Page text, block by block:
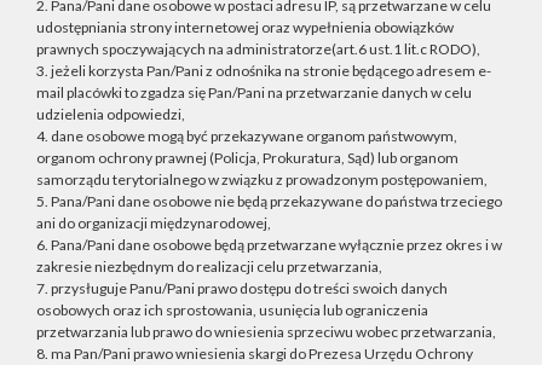
2. Pana/Pani dane osobowe w postaci adresu IP, są przetwarzane w celu
udostępniania strony internetowej oraz wypełnienia obowiązków
prawnych spoczywających na administratorze(art.6 ust.1 lit.c RODO),
3. jeżeli korzysta Pan/Pani z odnośnika na stronie będącego adresem e-
mail placówki to zgadza się Pan/Pani na przetwarzanie danych w celu
udzielenia odpowiedzi,
4. dane osobowe mogą być przekazywane organom państwowym,
organom ochrony prawnej (Policja, Prokuratura, Sąd) lub organom
samorządu terytorialnego w związku z prowadzonym postępowaniem,
5. Pana/Pani dane osobowe nie będą przekazywane do państwa trzeciego
ani do organizacji międzynarodowej,
6. Pana/Pani dane osobowe będą przetwarzane wyłącznie przez okres i w
zakresie niezbędnym do realizacji celu przetwarzania,
7. przysługuje Panu/Pani prawo dostępu do treści swoich danych
osobowych oraz ich sprostowania, usunięcia lub ograniczenia
przetwarzania lub prawo do wniesienia sprzeciwu wobec przetwarzania,
8. ma Pan/Pani prawo wniesienia skargi do Prezesa Urzędu Ochrony